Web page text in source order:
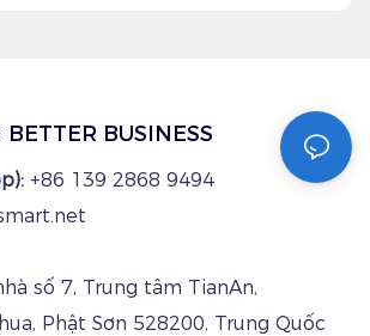
BUSINESS
+86 139 2868 9494
số 7, Trung tâm TianAn,
Phật Sơn 528200, Trung Quốc